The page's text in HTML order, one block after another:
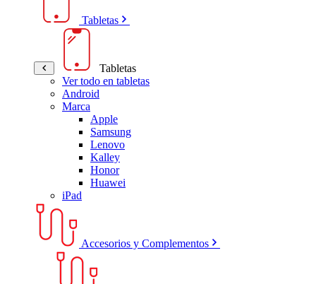
Tabletas
Tabletas
Ver todo en tabletas
Android
Marca
Apple
Samsung
Lenovo
Kalley
Honor
Huawei
iPad
Accesorios y Complementos